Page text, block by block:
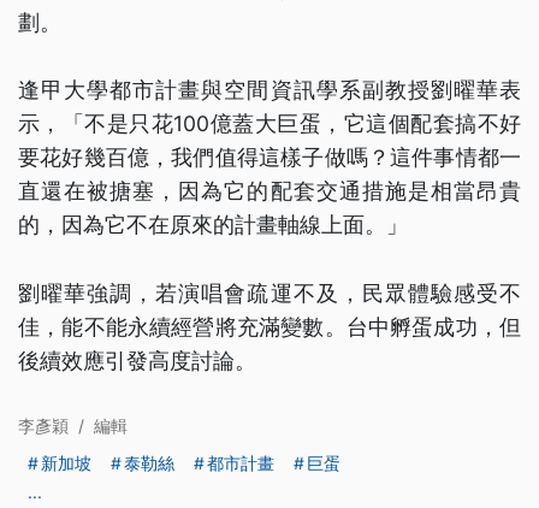
劃。
逢甲大學都市計畫與空間資訊學系副教授劉曜華表
示，「不是只花100億蓋大巨蛋，它這個配套搞不好
要花好幾百億，我們值得這樣子做嗎？這件事情都一
直還在被搪塞，因為它的配套交通措施是相當昂貴
的，因為它不在原來的計畫軸線上面。」
劉曜華強調，若演唱會疏運不及，民眾體驗感受不
佳，能不能永續經營將充滿變數。台中孵蛋成功，但
後續效應引發高度討論。
李彥穎 / 編輯
新加坡
泰勒絲 都市計畫
巨蛋
...